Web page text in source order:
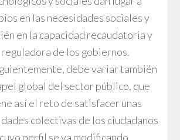
en las necesidades sociales y
en la capacidad recaudatoria y
reguladora de los gobiernos.
debe variar también
global del sector público, que
así el reto de satisfacer unas
colectivas de los ciudadanos
cuyo perfil se va modificando.